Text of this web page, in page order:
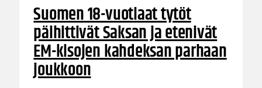
Suomen 18-vuotiaat tytöt
päihittivät Saksan ja etenivät
EM-kisojen kahdeksan parhaan
joukkoon